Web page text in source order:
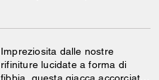
Impreziosita dalle nostre
rifiniture lucidate a forma di